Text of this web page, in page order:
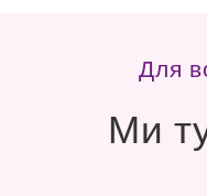
Для
Ми